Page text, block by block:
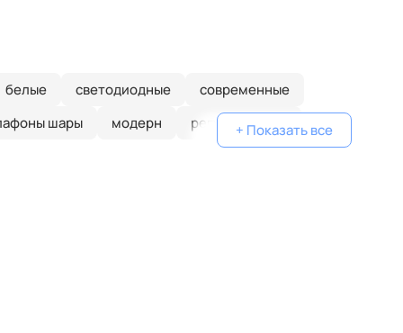
белые светодиодные
современные
шары
модерн регулируемые+ Показать все